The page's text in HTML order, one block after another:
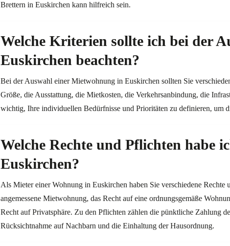
Brettern in Euskirchen kann hilfreich sein.
Welche Kriterien sollte ich bei der
Euskirchen beachten?
Bei der Auswahl einer Mietwohnung in Euskirchen sollten Sie
Größe, die Ausstattung, die Mietkosten, die Verkehrsanbindung, die
wichtig, Ihre individuellen Bedürfnisse und Prioritäten zu definieren, um
Welche Rechte und Pflichten habe
Euskirchen?
Als Mieter einer Wohnung in Euskirchen haben Sie verschiedene
angemessene Mietwohnung, das Recht auf eine ordnungsgemäße
Recht auf Privatsphäre. Zu den Pflichten zählen die pünktliche Zahlung
Rücksichtnahme auf Nachbarn und die Einhaltung der Hausordnung.